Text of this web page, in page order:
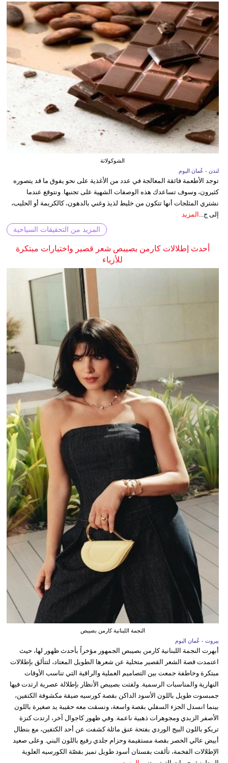
الشوكولاتة
لندن - عُمان اليوم
توجد الأطعمة فائقة المعالجة في عدد من الأغذية على نحو يفوق ما قد يتصوره
كثيرون، وسوف تساعدك هذه الوصفات الشهية على تجنبها. ونتوقع عندما
نشتري المثلجات أنها تتكون من خليط لذيذ وغني بالدهون، كالكريمة أو الحليب،
إلى ج...
المزيد
المزيد من التحقيقات السياحية
أحدث إطلالات كارمن بصيبص شعر قصير واختيارات مبتكرة
للأزياء
النجمة اللبنانية كارمن بصيبص
بيروت - عُمان اليوم
أبهرت النجمة اللبنانية كارمن بصيبص الجمهور مؤخراً بأحدث ظهور لها، حيث
اعتمدت قصة الشعر القصير متخلية عن شعرها الطويل المعتاد، لتتألق بإطلالات
مبتكرة وخاطفة جمعت بين التصاميم العملية والراقية التي تناسب الأوقات
النهارية والمناسبات الرسمية. ولفتت بصيبص الأنظار بإطلالة عصرية ارتدت فيها
جمبسوت طويل باللون الأسود الداكن بقصة كورسيه ضيقة مكشوفة الكتفين،
بينما انسدل الجزء السفلي بقصة واسعة، ونسقت معه حقيبة يد صغيرة باللون
الأصفر الزبدي ومجوهرات ذهبية ناعمة. وفي ظهور كاجوال آخر، ارتدت كنزة
تريكو باللون البيج الوردي بفتحة عنق مائلة كشفت عن أحد الكتفين، مع بنطال
أبيض عالي الخصر بقصة مستقيمة وحزام جلدي رفيع باللون البني. وعلى صعيد
الإطلالات الفخمة، تألقت بفستان أسود طويل تميز بقصّة الكورسيه العلوية